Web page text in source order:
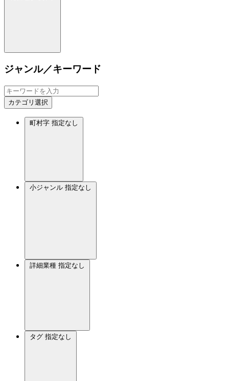
ジャンル／キーワード
カテゴリ選択
町村字 指定なし
小ジャンル 指定なし
詳細業種 指定なし
タグ 指定なし